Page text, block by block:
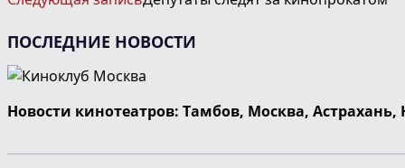
СТАТЬИ
ПОСЛЕДНИЕ НОВОСТИ
Новости кинотеатров: Тамбов, Москва,